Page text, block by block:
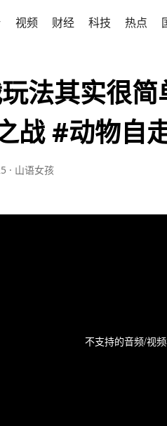
视频 财经 科技 热点
法其实很
战 #动物自
· 山语女孩
不支持的音频/视